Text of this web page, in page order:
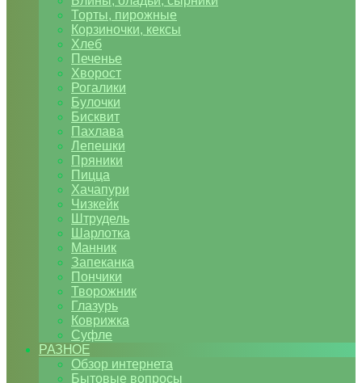
Торты, пирожные
Корзиночки, кексы
Хлеб
Печенье
Хворост
Рогалики
Булочки
Бисквит
Пахлава
Лепешки
Пряники
Пицца
Хачапури
Чизкейк
Штрудель
Шарлотка
Манник
Запеканка
Пончики
Творожник
Глазурь
Коврижка
Суфле
РАЗНОЕ
Обзор интернета
Бытовые вопросы